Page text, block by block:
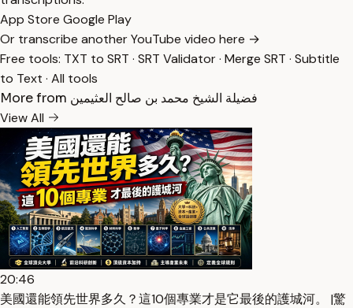
App Store Google Play
Or transcribe another YouTube video here →
Free tools: TXT to SRT · SRT Validator· Merge SRT · Subtitle
to Text · All tools
More from فضيلة الشيخ محمد بن صالح العثيمين
View All
20:46
美國還能領先世界多久？這10個專業才是它最後的護城河。 |驚